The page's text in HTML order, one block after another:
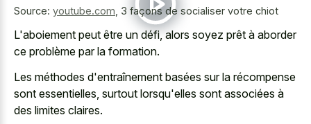
Source: youtube.com 3 façons de socialiser votre chiot
L'aboiement peut être un défi, alors soyez prêt à aborder
ce problème par la formation.
Les méthodes d'entraînement basées sur la récompense
sont essentielles, surtout lorsqu'elles sont associées à
des limites claires.